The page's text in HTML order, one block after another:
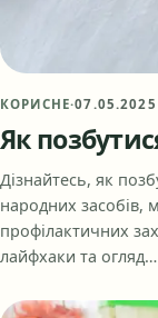
КОРИСНЕ·07.05.2025
Як
Дізнайтесь, як
народних засобів,
профілактичних
лайфхаки та огляд…